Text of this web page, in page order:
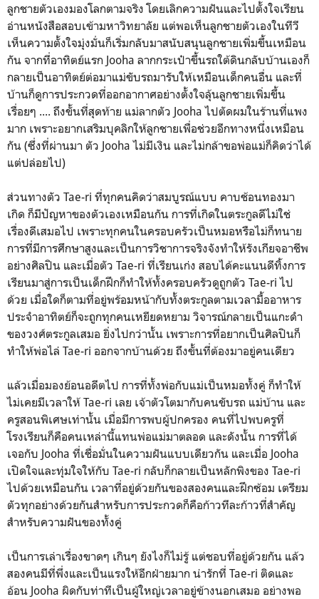
ลูกชายตัวเองมองโลกตามจริง โดยเลิกความฝันและไปตั้งใจเรียน
อ่านหนังสือสอบเข้ามหาวิทยาลัย แต่พอเห็นลูกชายตัวเองในทีวี
เห็นความตั้งใจมุ่งมั่นก็เริ่มกลับมาสนับสนุนลูกชายเพิ่มขึ้นเหมือน
กัน จากที่อาทิตย์แรก Jooha ลากกระเป๋าขึ้นรถใต้ดินกลับบ้านเองก็
กลายเป็นอาทิตย์ต่อมาแม่ขับรถมารับให้เหมือนเด็กคนอื่น และที่
บ้านก็ดูการประกวดที่ออกอากาศอย่างตั้งใจลุ้นลูกชายเพิ่มขึ้น
เรื่อยๆ .... ถึงขั้นที่สุดท้าย แม่ลากตัว Jooha ไปตัดผมในร้านที่แพง
มาก เพราะอยากเสริมบุคลิกให้ลูกชายเพื่อช่วยอีกทางหนึ่งเหมือน
กัน (ซึ่งที่ผ่านมา ตัว Jooha ไม่มีเงิน และไม่กล้าขอพ่อแม่ก็คิดว่าได้
แต่ปล่อยไป)
ส่วนทางตัว Tae-ri ที่ทุกคนคิดว่าสมบูรณ์แบบ คาบช้อนทองมา
เกิด ก็มีปัญหาของตัวเองเหมือนกัน การที่เกิดในตระกูลดีไม่ใช่
เรื่องดีเสมอไป เพราะทุกคนในครอบครัวเป็นหมอหรือไม่ก็ทนาย
การที่มีการศึกษาสูงและเป็นการวิชาการจริงจังทำให้รังเกียจอาชีพ
อย่างศิลปิน และเมื่อตัว Tae-ri ที่เรียนเก่ง สอบได้คะแนนดีทิ้งการ
เรียนมาสู่การเป็นเด็กฝึกก็ทำให้ทั้งครอบครัวดูถูกตัว Tae-ri ไป
ด้วย เมื่อใดก็ตามที่อยู่พร้อมหน้ากับทั้งตระกูลตามเวลามื้ออาหาร
ประจำอาทิตย์ก็จะถูกทุกคนเหยียดหยาม วิจารณ์กลายเป็นแกะดำ
ของวงศ์ตระกูลเสมอ ยิ่งไปกว่านั้น เพราะการที่อยากเป็นศิลปินก็
ทำให้พ่อไล่ Tae-ri ออกจากบ้านด้วย ถึงขั้นที่ต้องมาอยู่คนเดียว
แล้วเมื่อมองย้อนอดีตไป การที่ทั้งพ่อกับแม่เป็นหมอทั้งคู่ ก็ทำให้
ไม่เคยมีเวลาให้ Tae-ri เลย เจ้าตัวโตมากับคนขับรถ แม่บ้าน และ
ครูสอนพิเศษเท่านั้น เมื่อมีการพบผู้ปกครอง คนที่ไปพบครูที่
โรงเรียนก็คือคนเหล่านี้แทนพ่อแม่มาตลอด และดังนั้น การที่ได้
เจอกับ Jooha ที่เชื่อมั่นในความฝันแบบเดียวกัน และเมื่อ Jooha
เปิดใจและทุ่มใจให้กับ Tae-ri กลับก็กลายเป็นหลักพิงของ Tae-ri
ไปด้วยเหมือนกัน เวลาที่อยู่ด้วยกันของสองคนและฝึกซ้อม เตรียม
ตัวทุกอย่างด้วยกันสำหรับการประกวดก็คือก้าวทีละก้าวที่สำคัญ
สำหรับความฝันของทั้งคู่
เป็นการเล่าเรื่องขาดๆ เกินๆ ยังไงก็ไม่รู้ แต่ชอบที่อยู่ด้วยกัน แล้ว
สองคนมีที่พึ่งและเป็นแรงให้อีกฝ่ายมาก น่ารักที่ Tae-ri ติดและ
อ้อน Jooha ผิดกับท่าทีเป็นผู้ใหญ่เวลาอยู่ข้างนอกเสมอ อย่างพอ